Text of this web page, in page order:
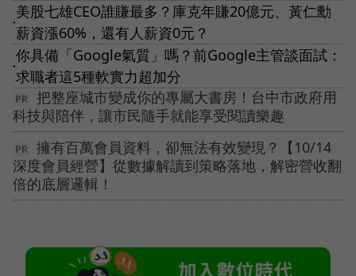
●
美股七雄CEO誰賺最多？庫克年賺20億元、黃仁勳
薪資漲60%，還有人薪資0元？
●
你具備「Google氣質」嗎？前Google主管談面試：
求職者這5種軟實力超加分
把整座城市變成你的專屬大書房！台中市政府用
科技與陪伴，讓市民隨手就能享受閱讀樂趣
擁有百萬會員資料，卻無法有效變現？【10/14
深度會員經營】從數據解讀到策略落地，解密營收翻
倍的底層邏輯！